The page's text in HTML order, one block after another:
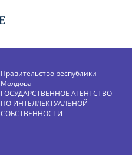
Правительство республики
Молдова
ГОСУДАРСТВЕННОЕ АГЕНТСТВО
ПО ИНТЕЛЛЕКТУАЛЬНОЙ
СОБСТВЕННОСТИ